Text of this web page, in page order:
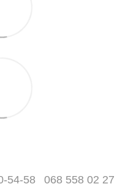
54-58 068 558 02 27